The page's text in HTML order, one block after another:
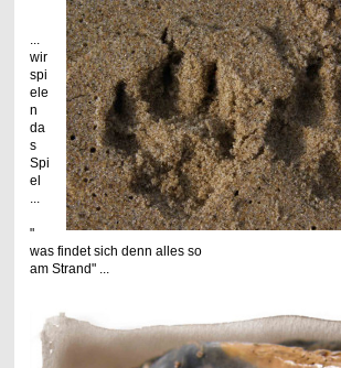
wir
spi
ele
n
da
s
Spi
el
"
was findet sich denn alles so
am Strand" ...